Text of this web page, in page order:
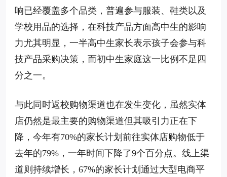
响已经覆盖多个品类，普遍参与服装、鞋类以及
学校用品的选择，在科技产品方面高中生的影响
力尤其明显，一半高中生家长表示孩子会参与科
技产品采购决策，而初中生家庭这一比例不足四
分之一。
与此同时返校购物渠道也在发生变化，虽然实体
店仍然是最主要的购物渠道但其吸引力正在下
降，今年有70%的家长计划前往实体店购物低于
去年的79%，一年时间下降了9个百分点。线上渠
道则持续增长，67%的家长计划通过大型电商平